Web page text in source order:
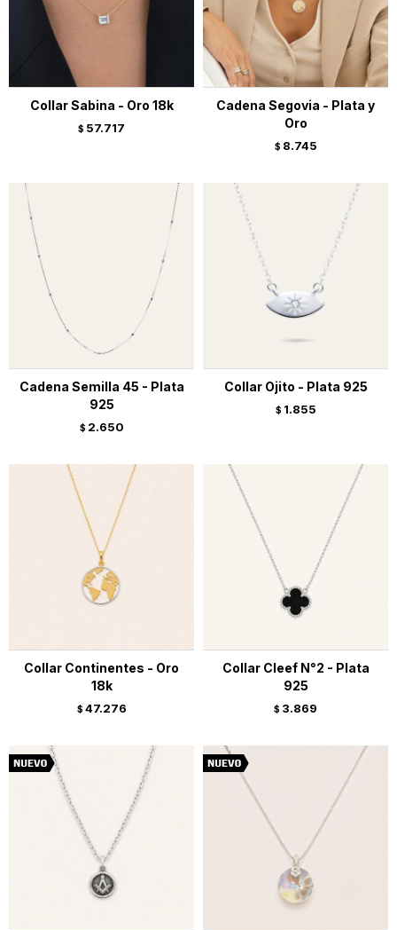
Collar Sabina - Oro 18k
$ 57.717
Cadena Segovia - Plata y
Oro
$ 8.745
Cadena Semilla 45 - Plata
925
$ 2.650
Collar Ojito - Plata 925
$ 1.855
Collar Continentes - Oro
18k
$ 47.276
Collar Cleef N°2 - Plata
925
$ 3.869